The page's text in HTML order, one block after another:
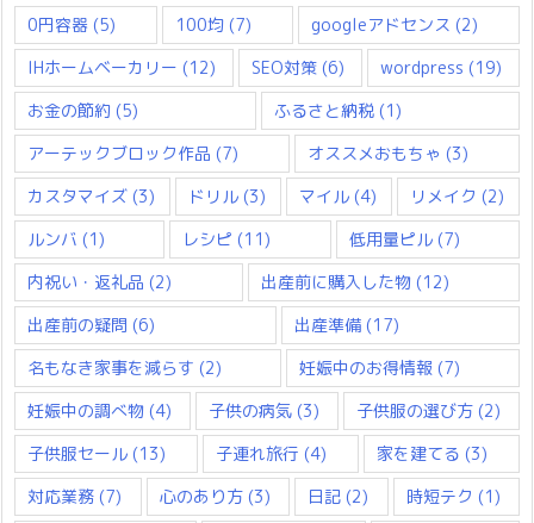
0円容器 (5) 100均 (7) googleアドセンス (2)
IHホームベーカリー (12) SEO対策 (6) wordpress (19)
お金の節約 (5) ふるさと納税 (1)
アーテックブロック作品 (7) オススメおもちゃ (3)
カスタマイズ (3) ドリル (3) マイル (4) リメイク (2)
ルンバ (1) レシピ (11) 低用量ピル(7)
内祝い・返礼品 (2) 出産前に購入した物(12)
出産前の疑問 (6) 出産準備(17)
名もなき家事を減らす (2) 妊娠中のお得情報 (7)
妊娠中の調べ物 (4) 子供の病気 (3) 子供服の選び方 (2)
子供服セール (13) 子連れ旅行 (4) 家を建てる (3)
対応業務 (7) 心のあり方(3) 日記 (2) 時短テク (1)